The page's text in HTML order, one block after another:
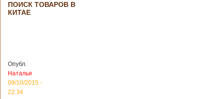
ПОИСК ТОВАРОВ В
КИТАЕ
Опубл.
Наталья
09/10/2015 -
22:34